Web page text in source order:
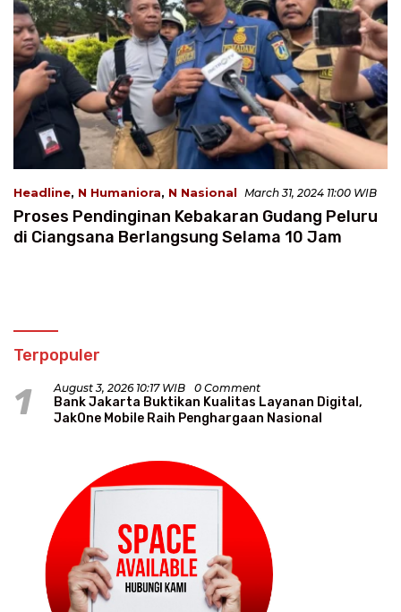
Headline, N Humaniora, N Nasional March 31, 2024 11:00 WIB
Proses Pendinginan Kebakaran Gudang Peluru
di Ciangsana Berlangsung Selama 10 Jam
Terpopuler
1 August 3, 2026 10:17 WIB 0 Comment
Bank Jakarta Buktikan Kualitas Layanan Digital,
JakOne Mobile Raih Penghargaan Nasional